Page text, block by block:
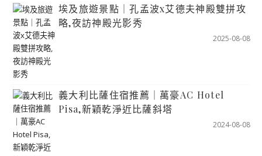
埃及旅遊景點｜孔孟波x艾德夫神殿雙拼攻
略,夜訪神殿光影秀
2025-08-08
義大利比薩住宿推薦｜萬豪AC Hotel
Pisa,新穎乾淨近比薩斜塔
2024-08-08